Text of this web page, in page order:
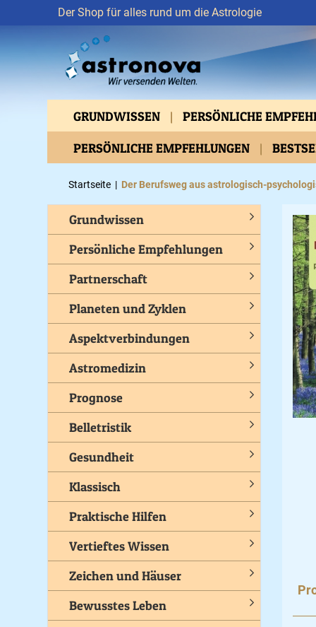
Der Shop für alles rund um die Astrologie
GRUNDWISSEN PERSÖNLICHE
VERTIEFTES WISSEN ASTROMEDIZIN
BEWUSSTES LEBEN GESUNDHEIT
PERSÖNLICHE EMPFEHLUNGEN
Startseite | Der Berufsweg aus astrologisch-
Grundwissen
Persönliche Empfehlungen
Partnerschaft
Planeten und Zyklen
Aspektverbindungen
Astromedizin
Prognose
Belletristik
Gesundheit
Klassisch
Praktische Hilfen
Vertieftes Wissen
Zeichen und Häuser
Bewusstes Leben